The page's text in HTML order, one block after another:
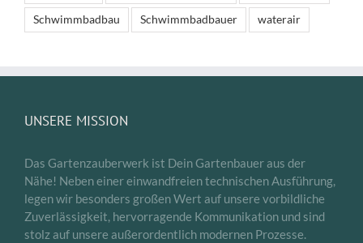
Schwimmbadbau Schwimmbadbauer waterair
UNSERE MISSION
Das Gartenzauberwerk ist Dein Gartenbauer aus der
Nähe! Neben einer einwandfreien technischen Ausführung,
legen wir besonders großen Wert auf unsere vorbildliche
Zuverlässigkeit, hervorragende Kommunikation und sind
stolz auf unsere außerordentlich modernen Prozesse.